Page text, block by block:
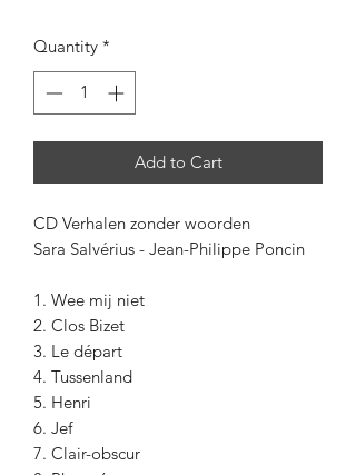
Quantity *
Add to Cart
CD Verhalen zonder woorden
Sara Salvérius - Jean-Philippe Poncin
1. Wee mij niet
2. Clos Bizet
3. Le départ
4. Tussenland
5. Henri
6. Jef
7. Clair-obscur